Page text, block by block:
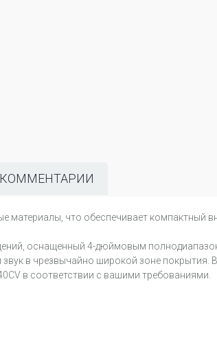
КОММЕНТАРИИ
материалы, что обеспечивает компактный
оснащенный 4-дюймовым
в чрезвычайно широкой зоне
в соответствии с вашими требованиями.